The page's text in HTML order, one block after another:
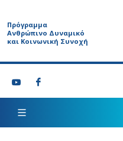
Πρόγραμμα
Ανθρώπινο Δυναμικό
και Κοινωνική Συνοχή